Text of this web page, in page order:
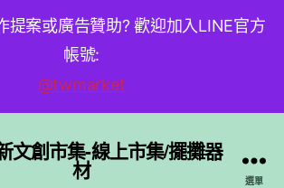
提案或廣告贊助? 歡迎加入LINE官方
帳號:
@twmarket
文創市集-線上市集/擺攤器
材 選單